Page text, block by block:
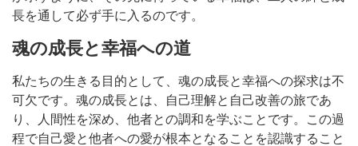
長を通して必ず手に入るのです。
魂の成長と幸福への道
私たちの生きる目的として、魂の成長と幸福への探求は不
可欠です。魂の成長とは、自己理解と自己改善の旅であ
り、人間性を深め、他者との調和を学ぶことです。この過
程で自己愛と他者への愛が根本となることを認識すること